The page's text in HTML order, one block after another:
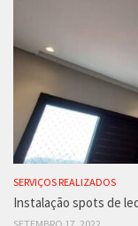
SERVIÇOS REALIZADOS
Instalação spots de